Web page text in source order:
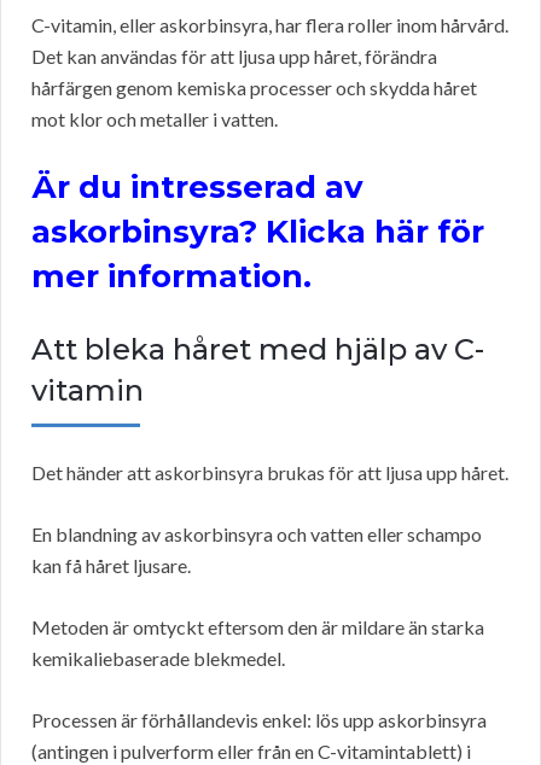
C-vitamin, eller askorbinsyra, har flera roller inom hårvård.
Det kan användas för att ljusa upp håret, förändra
hårfärgen genom kemiska processer och skydda håret
mot klor och metaller i vatten.
Är du intresserad av
askorbinsyra? Klicka här för
mer information.
Att bleka håret med hjälp av C-
vitamin
Det händer att askorbinsyra brukas för att ljusa upp håret.
En blandning av askorbinsyra och vatten eller schampo
kan få håret ljusare.
Metoden är omtyckt eftersom den är mildare än starka
kemikaliebaserade blekmedel.
Processen är förhållandevis enkel: lös upp askorbinsyra
(antingen i pulverform eller från en C-vitamintablett) i